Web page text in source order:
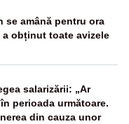
se amână pentru ora
a obținut toate avizele
salarizării: „Ar
perioada următoare.
din cauza unor